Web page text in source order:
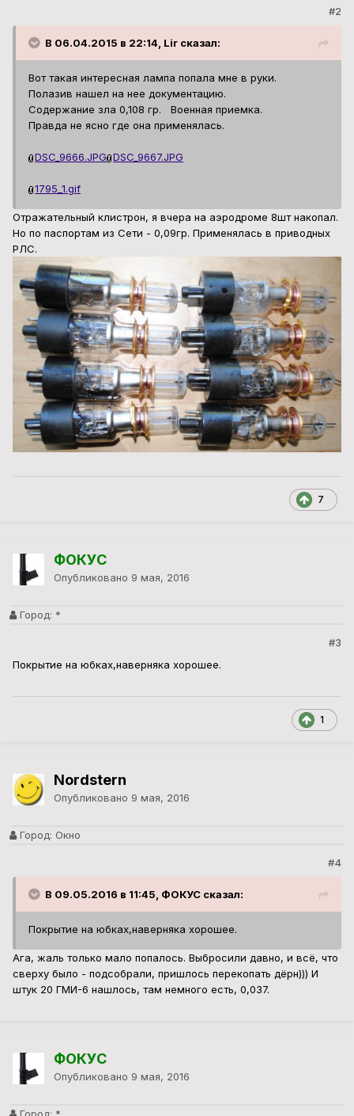
#2
В 06.04.2015 в 22:14, Lir сказал:
Вот такая интересная лампа попала мне в руки.
Полазив нашел на нее документацию.
Содержание зла 0,108 гр. Военная приемка.
Правда не ясно где она применялась.
DSC_9666.JPG DSC_9667.JPG
1795_1.gif
Отражательный клистрон, я вчера на аэродроме 8шт накопал.
Но по паспортам из Сети - 0,09гр. Применялась в приводных
РЛС.
7
ФОКУС
Опубликовано 9 мая, 2016
Город: *
#3
Покрытие на юбках,наверняка хорошее.
1
Nordstern
Опубликовано 9 мая, 2016
Город: Окно
#4
В 09.05.2016 в 11:45, ФОКУС сказал:
Покрытие на юбках,наверняка хорошее.
Ага, жаль только мало попалось. Выбросили давно, и всё, что
сверху было - подсобрали, пришлось перекопать дёрн))) И
штук 20 ГМИ-6 нашлось, там немного есть, 0,037.
ФОКУС
Опубликовано 9 мая, 2016